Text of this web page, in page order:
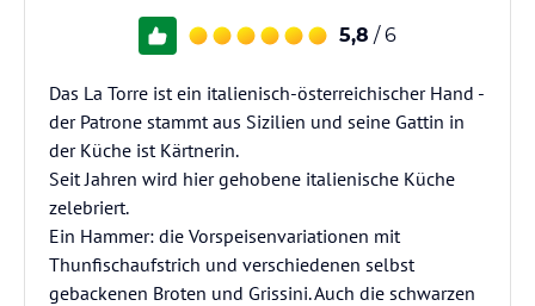
5,8 / 6
Das La Torre ist ein italienisch-österreichischer Hand -
der Patrone stammt aus Sizilien und seine Gattin in
der Küche ist Kärtnerin.
Seit Jahren wird hier gehobene italienische Küche
zelebriert.
Ein Hammer: die Vorspeisenvariationen mit
Thunfischaufstrich und verschiedenen selbst
gebackenen Broten und Grissini. Auch die schwarzen